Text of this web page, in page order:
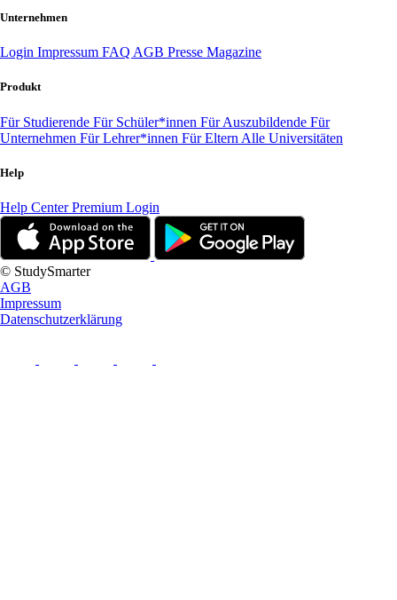
Unternehmen
Login Impressum FAQ AGB Presse Magazine
Produkt
Für Studierende Für Schüler*innen Für Auszubildende Für
Unternehmen Für Lehrer*innen Für Eltern Alle Universitäten
Help
Help CenterPremium Login
© StudySmarter
AGB
Impressum
Datenschutzerklärung